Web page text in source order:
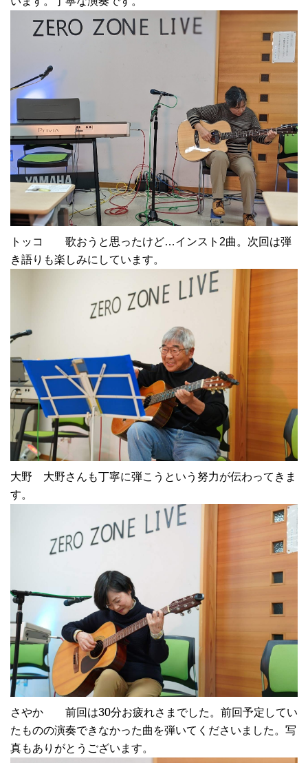
トッコ 歌おうと思ったけど…インスト2曲。次回は弾
き語りも楽しみにしています。
大野 大野さんも丁寧に弾こうという努力が伝わってきま
す。
さやか 前回は30分お疲れさまでした。前回予定してい
たものの演奏できなかった曲を弾いてくださいました。写
真もありがとうございます。